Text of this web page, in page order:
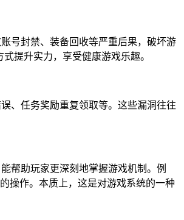
号封禁、装备回收等严重后果，破坏游
提升实力，享受健康游戏乐趣。
、任务奖励重复领取等。这些漏洞往往
帮助玩家更深刻地掌握游戏机制。例
操作。本质上，这是对游戏系统的一种